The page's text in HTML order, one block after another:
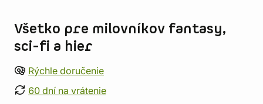
Všetko pre milovníkov fantasy,
sci-fi a hier
Rýchle doručenie
60 dní na vrátenie